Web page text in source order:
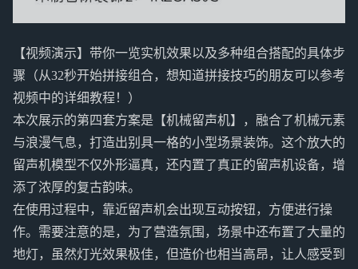
【视频演示】带你一览实机效果以及多种组合搭配的具体步
骤（从32秒开始拼接组合，想知道拼接技巧的朋友可以参考
视频中的详细教程！）
本次展示的第四套方案是【机械留声机】，融合了机械元素
与浪漫气息，打造出别具一格的小型场景装饰。这个放大的
留声机模型不仅外形逼真，还内置了真正的留声机设备，增
添了浓厚的复古韵味。
在使用过程中，靠近留声机会出现互动按钮，方便进行操
作。需要注意的是，为了营造氛围，场景中还布置了大量的
地灯，虽然灯光效果极佳，但造价也相当高昂，让人感受到